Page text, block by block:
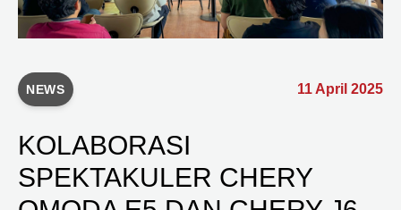
NEWS 11 April 2025
KOLABORASI
SPEKTAKULER CHERY